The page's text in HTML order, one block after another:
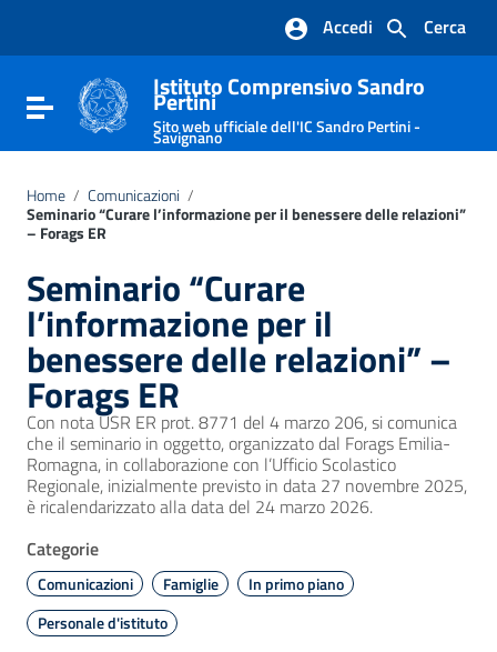
Vai al footer
Cerca
Accedi
Attiva / disattiva la navigazione
Istituto Comprensivo Sandro
Pertini
Sito web ufficiale dell'IC Sandro Pertini -
Savignano
Home / Comunicazioni /
Seminario “Curare l’informazione per il benessere delle relazioni”
– Forags ER
Seminario “Curare
l’informazione per il
benessere delle relazioni” –
Forags ER
Con nota USR ER prot. 8771 del 4 marzo 206, si comunica
che il seminario in oggetto, organizzato dal Forags Emilia-
Romagna, in collaborazione con l’Ufficio Scolastico
Regionale, inizialmente previsto in data 27 novembre 2025,
è ricalendarizzato alla data del 24 marzo 2026.
Categorie
Comunicazioni Famiglie
In primo piano
Personale d'istituto